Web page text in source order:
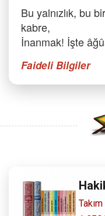
Bu yalnızlık, bu
kabre,
İnanmak! İşte
Faideli Bilgiler
Copyright © 2008 -
Sitemizdeki